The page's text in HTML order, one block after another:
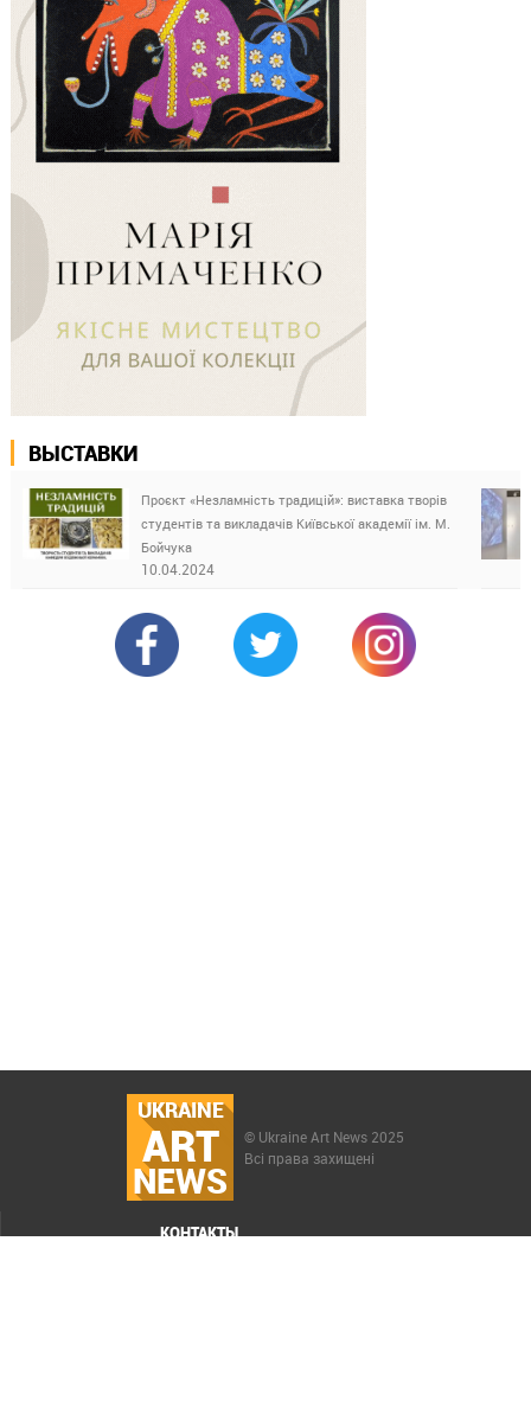
ВЫСТАВКИ
Проєкт «Незламність традицій»: виставка творів
студентів та викладачів Київської академії ім. М.
Бойчука
10.04.2024
UKRAINE
ART
NEWS
© Ukraine Art News 2025
Всі права захищені
КОНТАКТЫ